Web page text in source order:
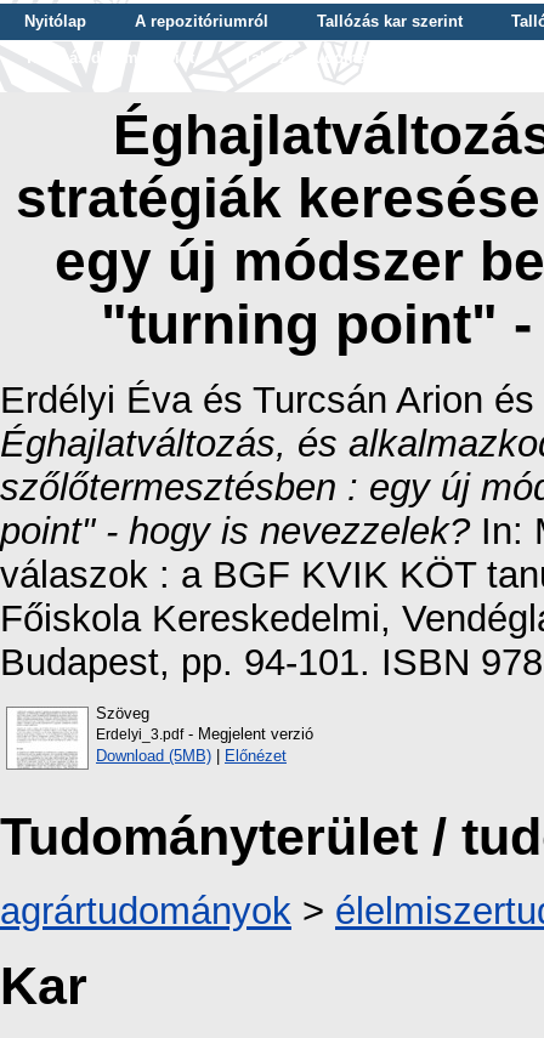
Nyitólap A repozitóriumról Tallózás kar szerint
Tallózás dátum szerint
Tallózás tudományterület szerint
stratégiák
egy új módszer
"turning point" -
Erdélyi Évaés Turcsán Arion és
Éghajlatváltozás, és
szőlőtermesztésben : egy új
point" - hogy is nevezzelek?In:
válaszok : a BGF KVIK KÖT
Főiskola Kereskedelmi,
Budapest, pp. 94-101. ISBN
Szöveg
Erdelyi_3.pdf- Megjelent verzió
Download (5MB) | Előnézet
Tudományterület /
agrártudományok >
Kar